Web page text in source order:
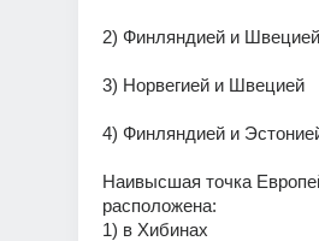
2) Финляндией и Швецией
3) Норвегией и Швецией
4) Финляндией и
Наивысшая точка
расположена:
1) в Хибинах